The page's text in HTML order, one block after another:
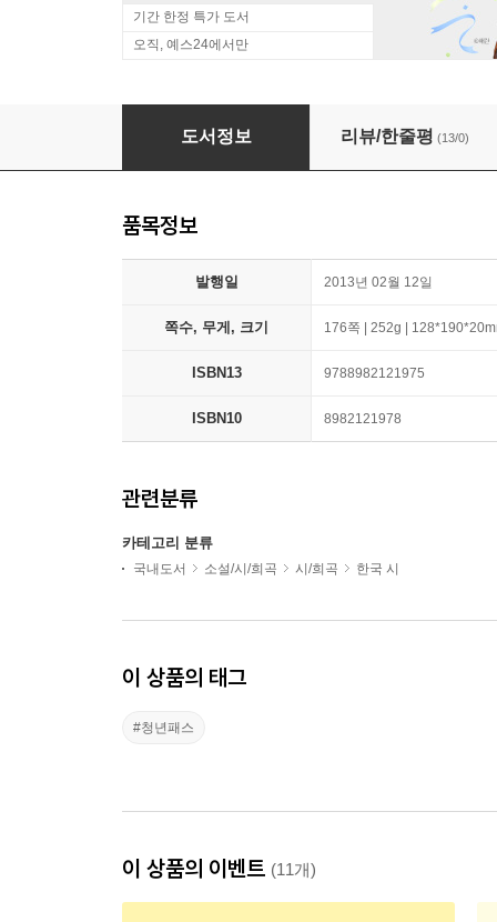
기간 한정 특가 도서
오직, 예스24에서만
그냥 덮어둘 일이지
도서정보 리뷰/한줄평 (13/0)
품목정보
발행일 2013년 02월 12일
쪽수, 무게, 크기 176쪽 | 252g |
ISBN13 9788982121975
ISBN10 8982121978
관련분류
카테고리 분류
국내도서 소설/시/희곡 시/희곡 한국 시
이 상품의 태그
#청년패스
이 상품의 이벤트 (11개)